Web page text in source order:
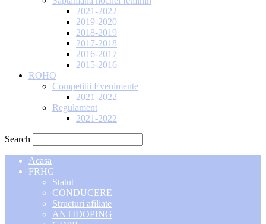
2021-2022
2019-2020
2018-2019
2017-2018
2016-2017
2015-2016
ROHO
Competitii Evenimente
2021-2022
Regulament
2021-2022
Search
Acasa
FRHG
Statut
CONDUCERE
Structuri afiliate
ANTIDOPING